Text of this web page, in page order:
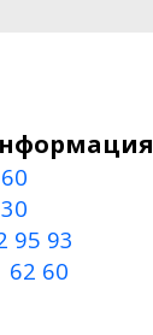
95 93
62 60